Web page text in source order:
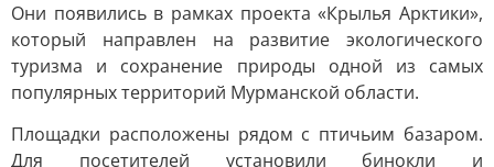
Они появились в рамках проекта «Крылья Арктики»,
который направлен на развитие экологического
туризма и сохранение природы одной из самых
популярных территорий Мурманской области.
Площадки расположены рядом с птичьим базаром.
Для посетителей установили бинокли и